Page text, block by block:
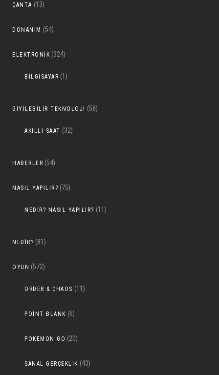
ÇANTA (13)
DONANIM (54)
ELEKTRONIK (324)
BILGISAYAR (1)
GIYILEBILIR TEKNOLOJI (58)
AKILLI SAAT (32)
HABERLER (54)
NASIL YAPILIR? (75)
NEDIR? NASIL YAPILIR? (11)
NEDIR? (81)
OYUN (572)
ORDER & CHAOS (11)
POINT BLANK (6)
POKEMON GO (20)
SANAL GERÇEKLIK (43)